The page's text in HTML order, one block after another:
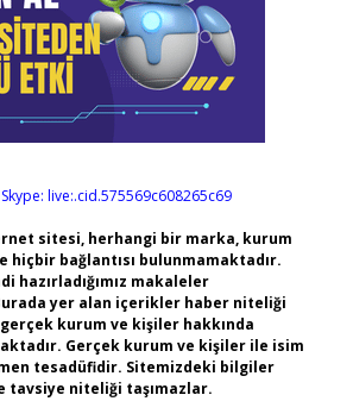
Skype: live:.cid.575569c608265c69
sitesi, herhangi bir marka, kurum
hiçbir bağlantısı bulunmamaktadır.
hazırladığımız makaleler
yer alan içerikler haber niteliği
kurum ve kişiler hakkında
Gerçek kurum ve kişiler ile isim
tesadüfidir. Sitemizdeki bilgiler
tavsiye niteliği taşımazlar.